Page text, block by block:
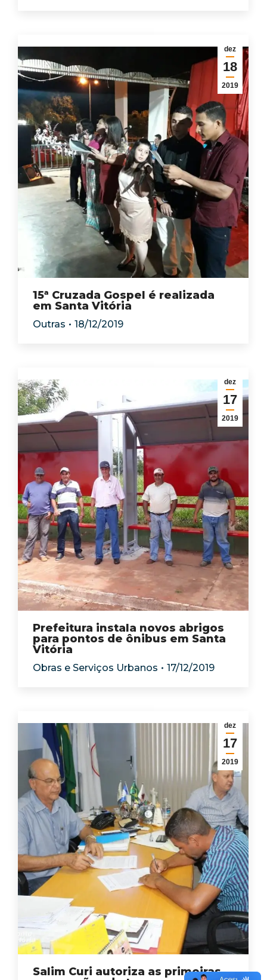
dez
18
2019
15ª Cruzada Gospel é realizada
em Santa Vitória
Outras 18/12/2019
dez
17
2019
Prefeitura instala novos abrigos
para pontos de ônibus em Santa
Vitória
Obras e Serviços Urbanos 17/12/2019
dez
17
2019
Salim Curi autoriza as primeiras